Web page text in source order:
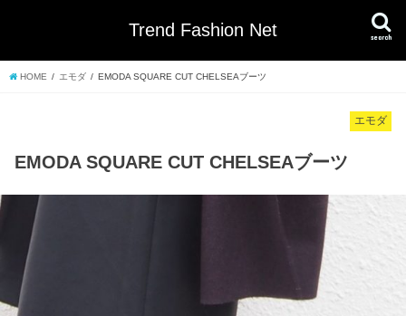
Trend Fashion Net search
HOME エモダ EMODA SQUARE CUT CHELSEAブーツ
エモダ
EMODA SQUARE CUT CHELSEAブーツ